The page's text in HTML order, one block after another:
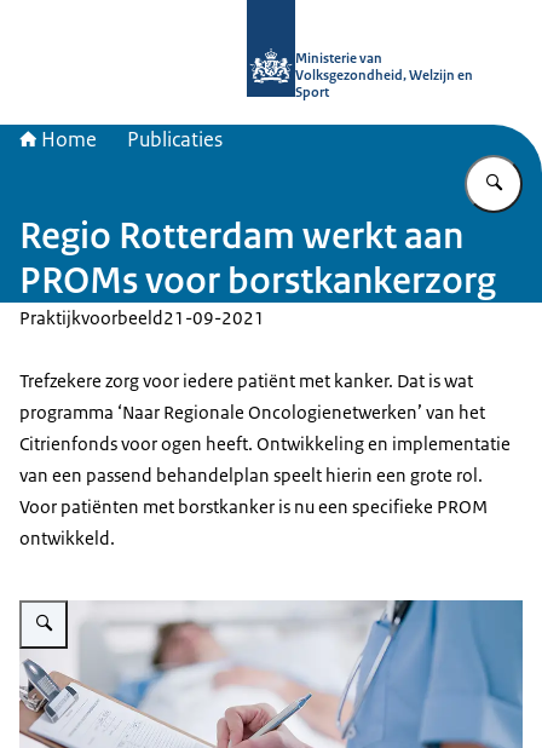
Ministerie van
Volksgezondheid, Welzijn en
Sport
Home Publicaties
Regio Rotterdam werkt aan
PROMs voor borstkankerzorg
Praktijkvoorbeeld21-09-2021
Trefzekere zorg voor iedere patiënt met kanker. Dat is wat
programma ‘Naar Regionale Oncologienetwerken’ van het
Citrienfonds voor ogen heeft. Ontwikkeling en implementatie
van een passend behandelplan speelt hierin een grote rol.
Voor patiënten met borstkanker is nu een specifieke PROM
ontwikkeld.
Vergroot afbeelding Zorgprofessional schrijft iets op klembord met